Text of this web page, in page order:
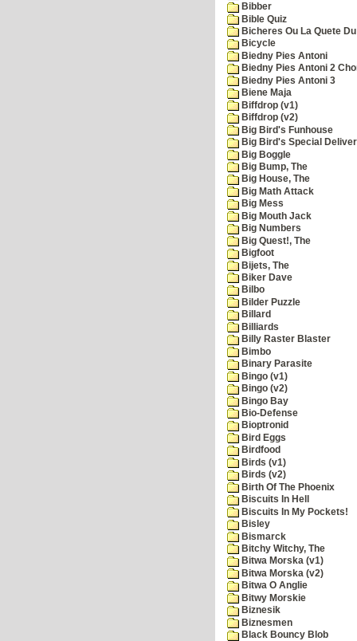
Bibber
Bible Quiz
Bicheres Ou La Quete
Bicycle
Biedny Pies Antoni
Biedny Pies Antoni 2
Biedny Pies Antoni 3
Biene Maja
Biffdrop (v1)
Biffdrop (v2)
Big Bird's Funhouse
Big Bird's Special
Big Boggle
Big Bump, The
Big House, The
Big Math Attack
Big Mess
Big Mouth Jack
Big Numbers
Big Quest!, The
Bigfoot
Bijets, The
Biker Dave
Bilbo
Bilder Puzzle
Billard
Billiards
Billy Raster Blaster
Bimbo
Binary Parasite
Bingo (v1)
Bingo (v2)
Bingo Bay
Bio-Defense
Bioptronid
Bird Eggs
Birdfood
Birds (v1)
Birds (v2)
Birth Of The Phoenix
Biscuits In Hell
Biscuits In My Pockets!
Bisley
Bismarck
Bitchy Witchy, The
Bitwa Morska (v1)
Bitwa Morska (v2)
Bitwa O Anglie
Bitwy Morskie
Biznesik
Biznesmen
Black Bouncy Blob